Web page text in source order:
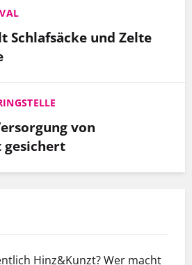
Schlafsäcke und Zelte
von
gesichert
Hinz&Kunzt? Wer macht